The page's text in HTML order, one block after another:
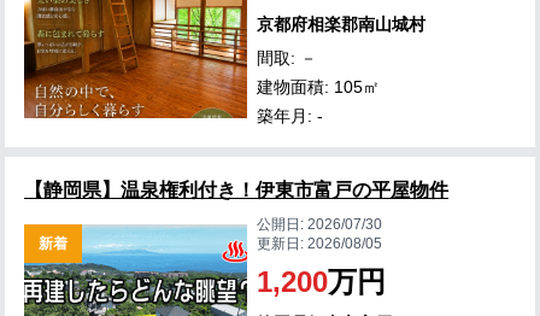
京都府相楽郡南山城村
間取: －
建物面積: 105㎡
築年月: -
【静岡県】温泉権利付き！伊東市富戸の平屋物件
新着
公開日:2026/07/30
更新日:2026/08/05
1,200万円